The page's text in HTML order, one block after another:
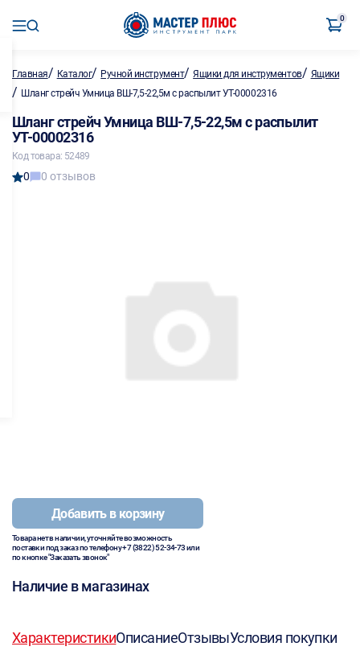
0
Главная/ Каталог/ Ручной инструмент/Ящики для инструментов/ Ящики
/ Шланг стрейч Умница ВШ-7,5-22,5м с распылит УТ-00002316
Шланг стрейч Умница ВШ-7,5-22,5м с распылит
УТ-00002316
Код товара: 52489
0 0 отзывов
Добавить в корзину
Товара нет в наличии, уточняйте возможность
поставки под заказ по телефону+7 (3822) 52-34-73или
по кнопке "Заказать звонок"
Наличие в магазинах
ХарактеристикиОписаниеОтзывыУсловия покупки